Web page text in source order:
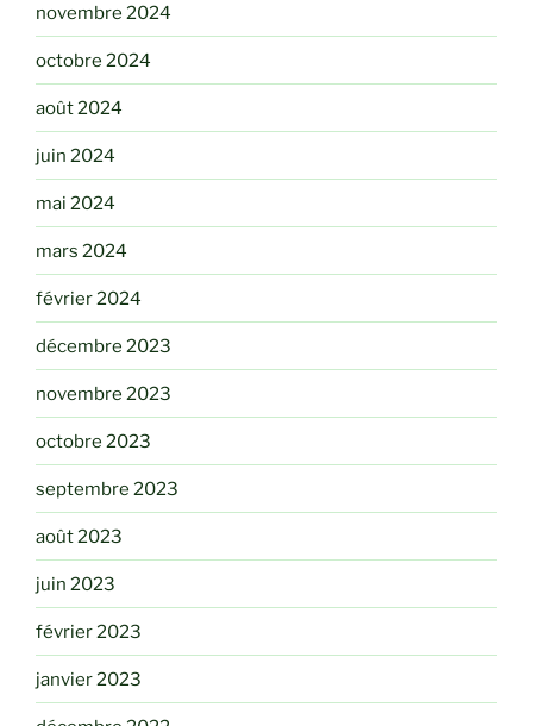
novembre 2024
octobre 2024
août 2024
juin 2024
mai 2024
mars 2024
février 2024
décembre 2023
novembre 2023
octobre 2023
septembre 2023
août 2023
juin 2023
février 2023
janvier 2023